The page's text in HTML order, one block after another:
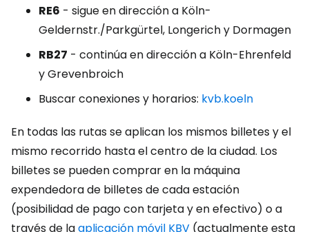
RE6 - sigue en dirección a Köln-
Geldernstr./Parkgürtel, Longerich y Dormagen
RB27 - continúa en dirección a Köln-Ehrenfeld
y Grevenbroich
Buscar conexiones y horarios: kvb.koeln
En todas las rutas se aplican los mismos billetes y el
mismo recorrido hasta el centro de la ciudad. Los
billetes se pueden comprar en la máquina
expendedora de billetes de cada estación
(posibilidad de pago con tarjeta y en efectivo) o a
través de laaplicación móvil KBV (actualmente esta